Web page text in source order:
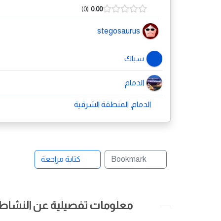
0.00
0
stegosaurus
سباك
الدمام
الدمام, المنطقة الشرقية
Bookmark كتابة مراجعة
معلومات تفصيلية عن النشاط